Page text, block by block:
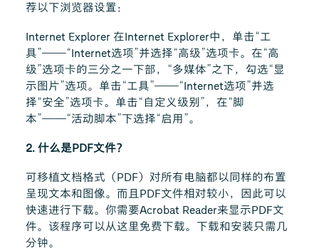
荐以下浏览器设置：
Internet Explorer 在Internet Explorer中，单击“工
具”——“Internet选项”并选择“高级”选项卡。在“高
级”选项卡的三分之一下部，“多媒体”之下，勾选“显
示图片”选项。单击“工具”——“Internet选项”并选
择“安全”选项卡。单击“自定义级别”，在“脚
本”——“活动脚本”下选择“启用”。
2. 什么是PDF文件？
可移植文档格式（PDF）对所有电脑都以同样的布置
呈现文本和图像。而且PDF文件相对较小，因此可以
快速进行下载。你需要Acrobat Reader来显示PDF文
件。该程序可以从这里免费下载。下载和安装只需几
分钟。